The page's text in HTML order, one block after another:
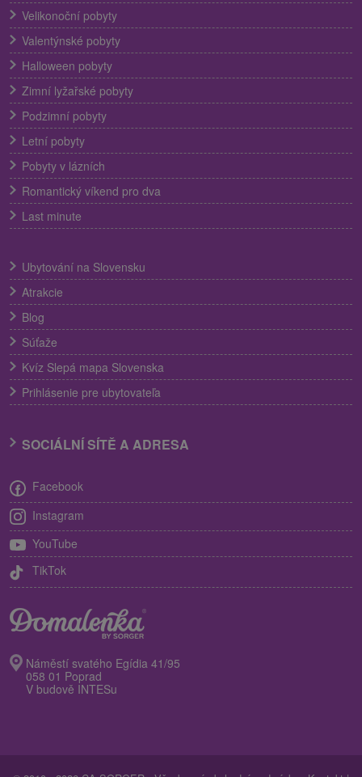
Velikonoční pobyty
Valentýnské pobyty
Halloween pobyty
Zimní lyžařské pobyty
Podzimní pobyty
Letní pobyty
Pobyty v lázních
Romantický víkend pro dva
Last minute
Ubytování na Slovensku
Atrakcie
Blog
Súťaže
Kvíz Slepá mapa Slovenska
Prihlásenie pre ubytovateľa
SOCIÁLNÍ SÍTĚ A ADRESA
Facebook
Instagram
YouTube
TikTok
Náměstí svatého Egídia 41/95
058 01 Poprad
V budově INTESu